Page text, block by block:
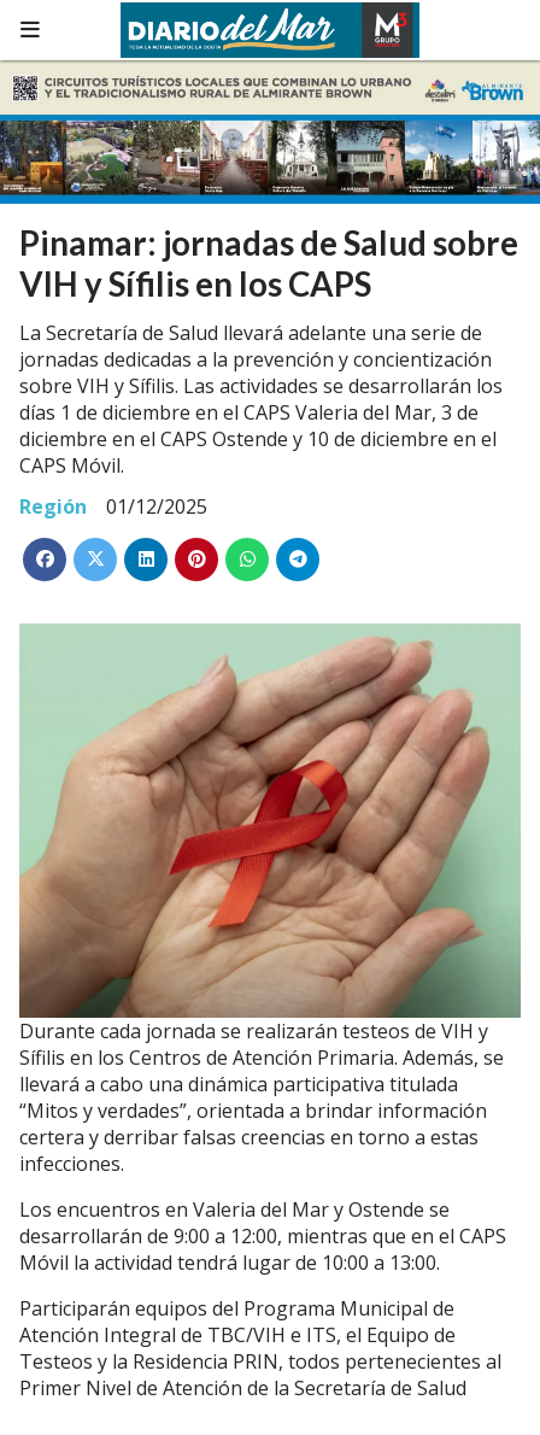
Pinamar: jornadas de Salud sobre
VIH y Sífilis en los CAPS
La Secretaría de Salud llevará adelante una serie de
jornadas dedicadas a la prevención y concientización
sobre VIH y Sífilis. Las actividades se desarrollarán los
días 1 de diciembre en el CAPS Valeria del Mar, 3 de
diciembre en el CAPS Ostende y 10 de diciembre en el
CAPS Móvil.
Región
01/12/2025
Durante cada jornada se realizarán testeos de VIH y
Sífilis en los Centros de Atención Primaria. Además, se
llevará a cabo una dinámica participativa titulada
“Mitos y verdades”, orientada a brindar información
certera y derribar falsas creencias en torno a estas
infecciones.
Los encuentros en Valeria del Mar y Ostende se
desarrollarán de 9:00 a 12:00, mientras que en el CAPS
Móvil la actividad tendrá lugar de 10:00 a 13:00.
Participarán equipos del Programa Municipal de
Atención Integral de TBC/VIH e ITS, el Equipo de
Testeos y la Residencia PRIN, todos pertenecientes al
Primer Nivel de Atención de la Secretaría de Salud